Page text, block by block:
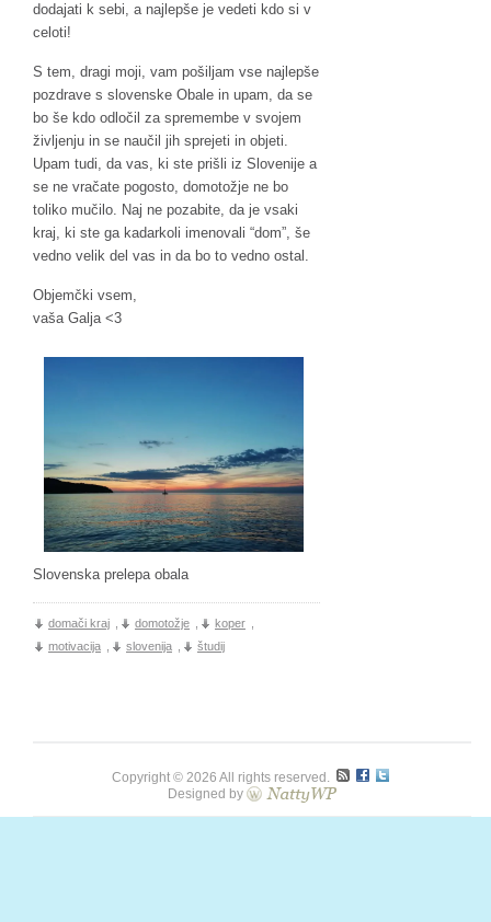
dodajati k sebi, a najlepše je vedeti kdo si v
celoti!
S tem, dragi moji, vam pošiljam vse najlepše
pozdrave s slovenske Obale in upam, da se
bo še kdo odločil za spremembe v svojem
življenju in se naučil jih sprejeti in objeti.
Upam tudi, da vas, ki ste prišli iz Slovenije a
se ne vračate pogosto, domotožje ne bo
toliko mučilo. Naj ne pozabite, da je vsaki
kraj, ki ste ga kadarkoli imenovali “dom”, še
vedno velik del vas in da bo to vedno ostal.
Objemčki vsem,
vaša Galja <3
Slovenska prelepa obala
domači kraj domotožje koper
motivacija
slovenija študij
Copyright © 2026 All rights reserved.
Designed by